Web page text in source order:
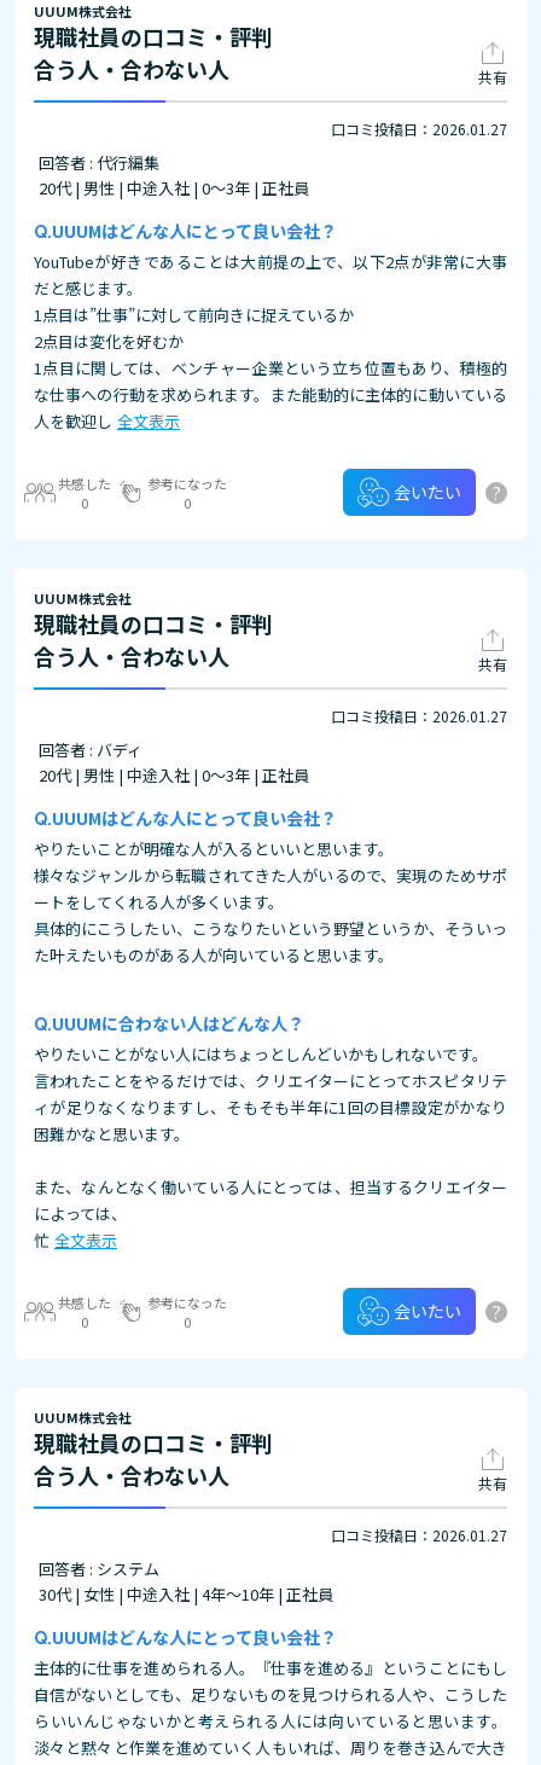
UUUM株式会社
現職社員の口コミ・評判
合う人・合わない人
共有
口コミ投稿日：2026.01.27
回答者 : 代行編集
20代 | 男性 | 中途入社 | 0～3年 | 正社員
UUUMはどんな人にとって良い会社？
YouTubeが好きであることは大前提の上で、以下2点が非常に大事
だと感じます。
1点目は”仕事”に対して前向きに捉えているか
2点目は変化を好むか
1点目に関しては、ベンチャー企業という立ち位置もあり、積極的
な仕事への行動を求められます。また能動的に主体的に動いている
人を歓迎し 全文表示
共感した
0
参考になった
0
会いたい ?
UUUM株式会社
現職社員の口コミ・評判
合う人・合わない人
共有
口コミ投稿日：2026.01.27
回答者 : バディ
20代 | 男性 | 中途入社 | 0～3年 | 正社員
UUUMはどんな人にとって良い会社？
やりたいことが明確な人が入るといいと思います。
様々なジャンルから転職されてきた人がいるので、実現のためサポ
ートをしてくれる人が多くいます。
具体的にこうしたい、こうなりたいという野望というか、そういっ
た叶えたいものがある人が向いていると思います。
UUUMに合わない人はどんな人？
やりたいことがない人にはちょっとしんどいかもしれないです。
言われたことをやるだけでは、クリエイターにとってホスピタリテ
ィが足りなくなりますし、そもそも半年に1回の目標設定がかなり
困難かなと思います。
また、なんとなく働いている人にとっては、担当するクリエイター
によっては、
忙 全文表示
共感した
0
参考になった
0
会いたい ?
UUUM株式会社
現職社員の口コミ・評判
合う人・合わない人
共有
口コミ投稿日：2026.01.27
回答者 : システム
30代 | 女性 | 中途入社 | 4年～10年 | 正社員
UUUMはどんな人にとって良い会社？
主体的に仕事を進められる人。『仕事を進める』ということにもし
自信がないとしても、足りないものを見つけられる人や、こうした
らいいんじゃないかと考えられる人には向いていると思います。
淡々と黙々と作業を進めていく人もいれば、周りを巻き込んで大き